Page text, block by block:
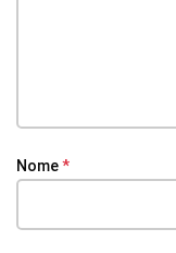
Nome*